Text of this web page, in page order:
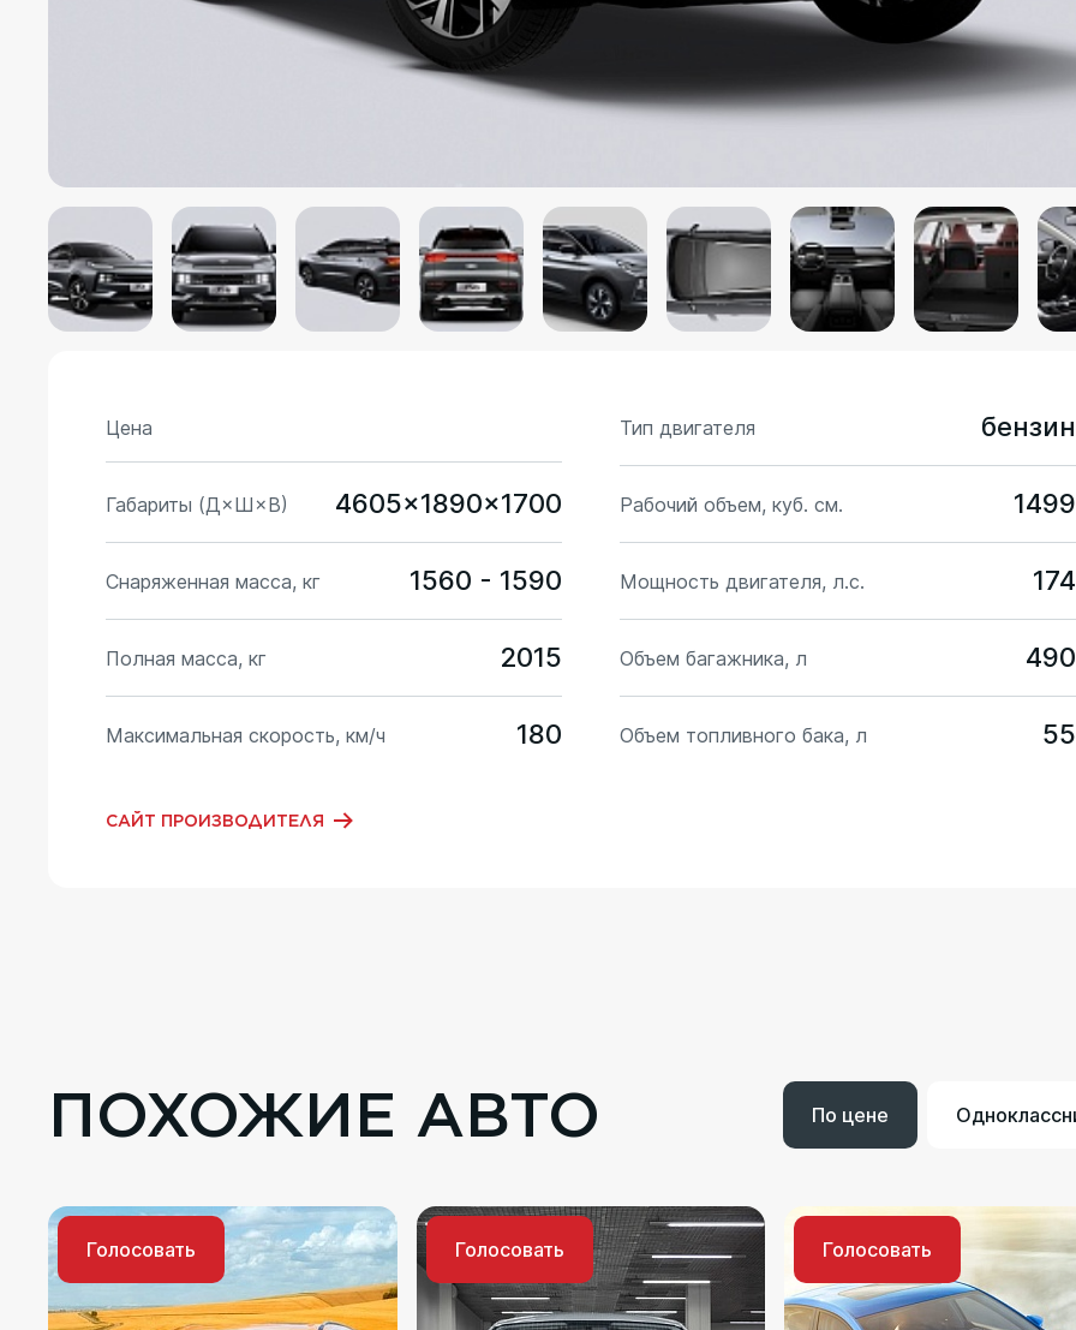
Цена Тип двигателя бензин
Габариты (Д×Ш×В) 4605×1890×1700 Рабочий объем, куб. см. 1499
Снаряженная масса, кг 1560 - 1590 Мощность двигателя, л.с. 174
Полная масса, кг 2015 Объем багажника, л 490
Максимальная скорость, км/ч 180 Объем топливного бака, л 55
САЙТ ПРОИЗВОДИТЕЛЯ
ПОХОЖИЕ АВТО По цене
Голосовать Голосовать Голосовать